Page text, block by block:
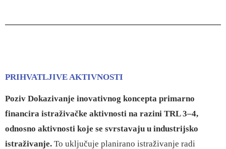
PRIHVATLJIVE AKTIVNOSTI
Poziv Dokazivanje inovativnog koncepta primarno
financira istraživačke aktivnosti na razini TRL 3–4,
odnosno aktivnosti koje se svrstavaju u industrijsko
istraživanje. To uključuje planirano istraživanje radi